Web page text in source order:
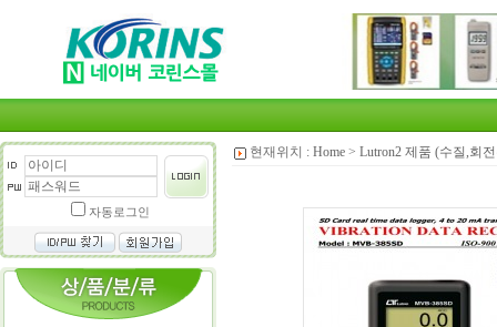
자동로그인
현재위치 : Home > Lutron2 제품 (수질,회